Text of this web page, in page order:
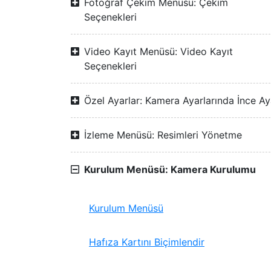
Fotoğraf Çekim Menüsü: Çekim
Seçenekleri
Video Kayıt Menüsü: Video Kayıt
Seçenekleri
Özel Ayarlar: Kamera Ayarlarında İnce
İzleme Menüsü: Resimleri Yönetme
Kurulum Menüsü: Kamera Kurulumu
Kurulum Menüsü
Hafıza Kartını Biçimlendir